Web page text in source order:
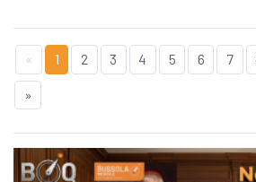
« 1 2 3 4 5 6 7
»